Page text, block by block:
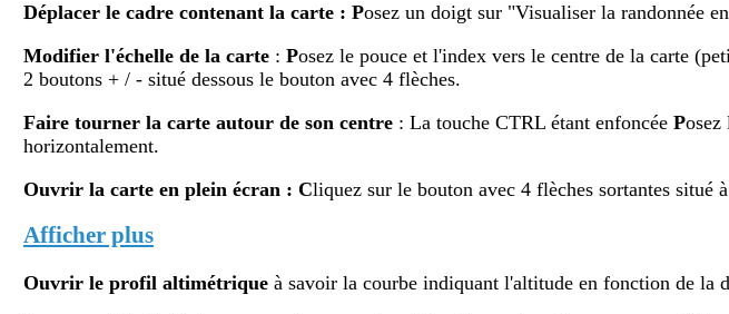
Déplacer le cadre contenant la carte :Posez un doigt sur "Visualiser la randonnée
Modifier l'échelle de la carte :Posez le pouce et l'index vers le centre de la carte
2 boutons + / - situé dessous le bouton avec 4 flèches.
Faire tourner la carte autour de son centre : La touche CTRL étant enfoncéePosez
horizontalement.
Ouvrir la carte en plein écran :Cliquez sur le bouton avec 4 flèches sortantes situé
Afficher plus
Ouvrir le profil altimétrique à savoir la courbe indiquant l'altitude en fonction de la